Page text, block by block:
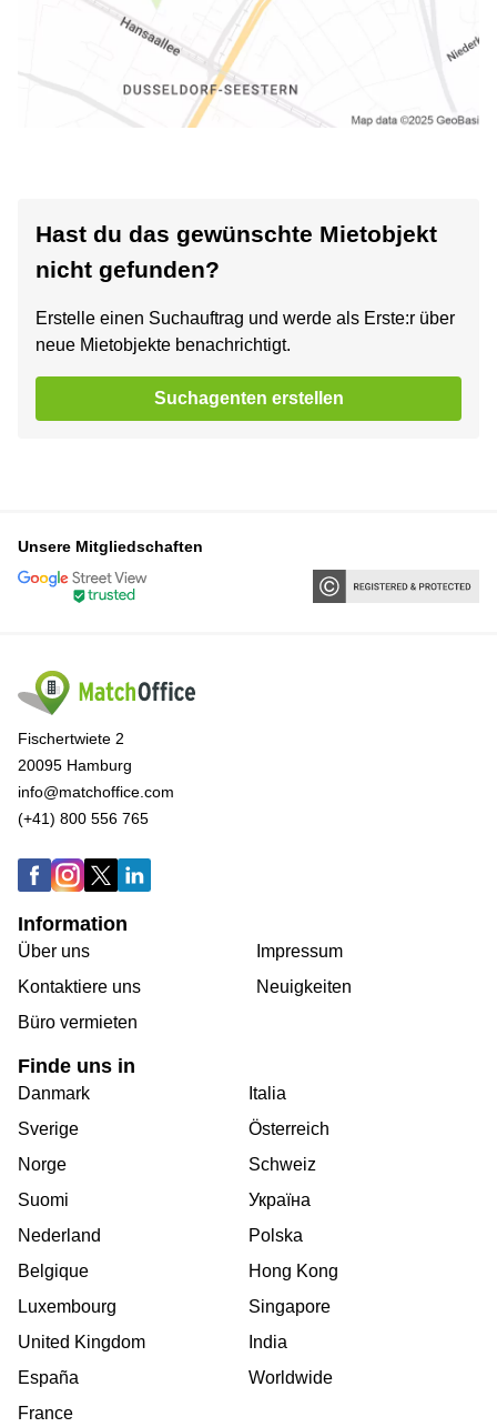
Hast du das gewünschte Mietobjekt
nicht gefunden?
Erstelle einen Suchauftrag und werde als Erste:r über
neue Mietobjekte benachrichtigt.
Suchagenten erstellen
Unsere Mitgliedschaften
Fischertwiete 2
20095 Hamburg
info@matchoffice.com
(+41) 800 556 765
Information
Über uns
Kontaktiere uns
Büro vermieten
Impressum
Neuigkeiten
Finde uns in
Danmark
Sverige
Norge
Suomi
Nederland
Belgique
Luxembourg
United Kingdom
España
France
Italia
Österreich
Schweiz
Україна
Polska
Hong Kong
Singapore
India
Worldwide